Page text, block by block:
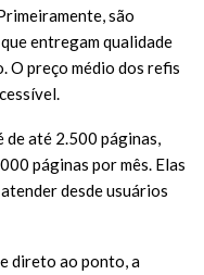
são
entregam qualidade
O preço médio dos refis
de até 2.500 páginas,
páginas por mês. Elas
desde usuários
direto ao ponto, a